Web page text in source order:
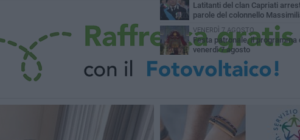
Latitanti del clan Capriati
parole del colonnello
VENERDÌ 7 AGOSTO
Festa patronale, il programma
venerdì 7 agosto